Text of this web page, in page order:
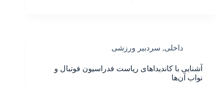
داخلی, سردبیر ورزشی
آشنایی با کاندیداهای ریاست فدراسیون فوتبال و
نواب آن‌ها